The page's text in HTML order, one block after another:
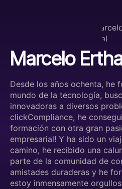
Marcelo
Desde los años ochenta, he
mundo de la tecnología,
innovadoras a diversos
clickCompliance, he
formación con otra gran
empresarial! Y ha sido un
camino, he recibido una
parte de la comunidad de
amistades duraderas y he
estoy inmensamente